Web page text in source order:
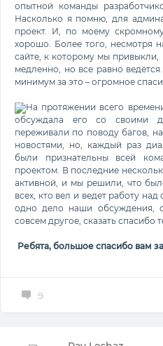
опытной команды
Насколько я помню, для
проект. И, по моему
хорошо. Более того, несмотря
сайте, к которому мы
медленно, но все равно
минимум за это – огромное
На протяжении всего
обсуждала его со своими
переживали по поводу багов,
новостями, но, каждый раз
были признательны всей
проектом. В последние
активной, и мы решили, что
всех, кто вел и ведет работу
одно дело наши обсуждения,
совсем другое, сказать спасибо
Ребята, большое спасибо вам
9